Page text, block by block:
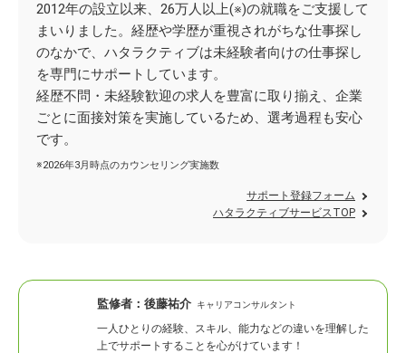
2012年の設立以来、26万人以上(※)の就職をご支援して
まいりました。経歴や学歴が重視されがちな仕事探し
のなかで、ハタラクティブは未経験者向けの仕事探し
を専門にサポートしています。
経歴不問・未経験歓迎の求人を豊富に取り揃え、企業
ごとに面接対策を実施しているため、選考過程も安心
です。
※2026年3月時点のカウンセリング実施数
サポート登録フォーム
ハタラクティブサービスTOP
監修者： 後藤祐介 キャリアコンサルタント
一人ひとりの経験、スキル、能力などの違いを理解した
上でサポートすることを心がけています！